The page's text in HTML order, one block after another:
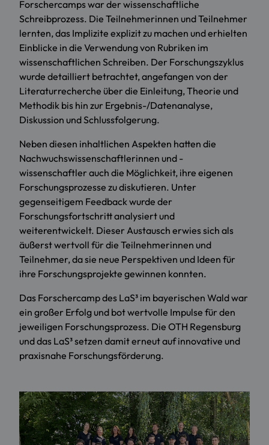
Forschercamps war der wissenschaftliche
Schreibprozess. Die Teilnehmerinnen und Teilnehmer
lernten, das Implizite explizit zu machen und erhielten
Einblicke in die Verwendung von Rubriken im
wissenschaftlichen Schreiben. Der Forschungszyklus
wurde detailliert betrachtet, angefangen von der
Literaturrecherche über die Einleitung, Theorie und
Methodik bis hin zur Ergebnis-/Datenanalyse,
Diskussion und Schlussfolgerung.
Neben diesen inhaltlichen Aspekten hatten die
Nachwuchswissenschaftlerinnen und -
wissenschaftler auch die Möglichkeit, ihre eigenen
Forschungsprozesse zu diskutieren. Unter
gegenseitigem Feedback wurde der
Forschungsfortschritt analysiert und
weiterentwickelt. Dieser Austausch erwies sich als
äußerst wertvoll für die Teilnehmerinnen und
Teilnehmer, da sie neue Perspektiven und Ideen für
ihre Forschungsprojekte gewinnen konnten.
Das Forschercamp des LaS³ im bayerischen Wald war
ein großer Erfolg und bot wertvolle Impulse für den
jeweiligen Forschungsprozess. Die OTH Regensburg
und das LaS³ setzen damit erneut auf innovative und
praxisnahe Forschungsförderung.